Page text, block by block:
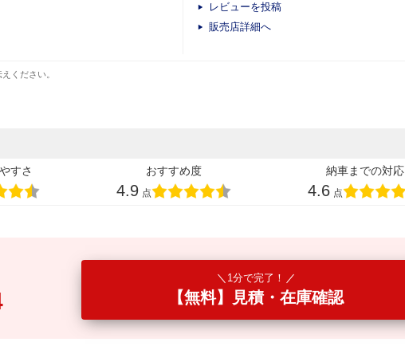
レビューを投稿
販売店詳細へ
ください。
すさ おすすめ度
4.9 点
納車までの対応
4.6 点
1分で完了！
【無料】見積・在庫確認